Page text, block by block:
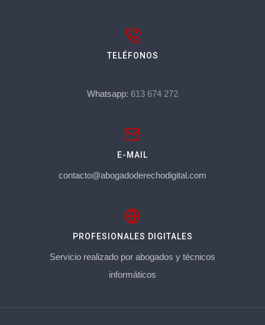
TELÉFONOS
Whatsapp: 613 674 272
E-MAIL
contacto@abogadoderechodigital.com
PROFESIONALES DIGITALES
Servicio realizado por abogados y técnicos
informáticos